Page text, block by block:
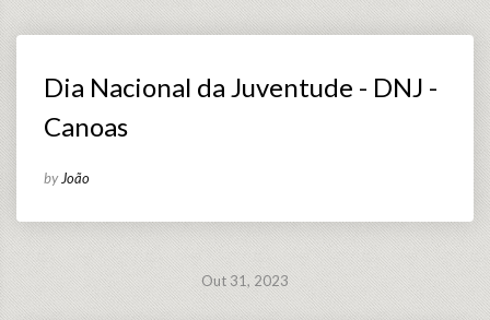
Dia Nacional da Juventude - DNJ -
Canoas
by João
Out 31, 2023